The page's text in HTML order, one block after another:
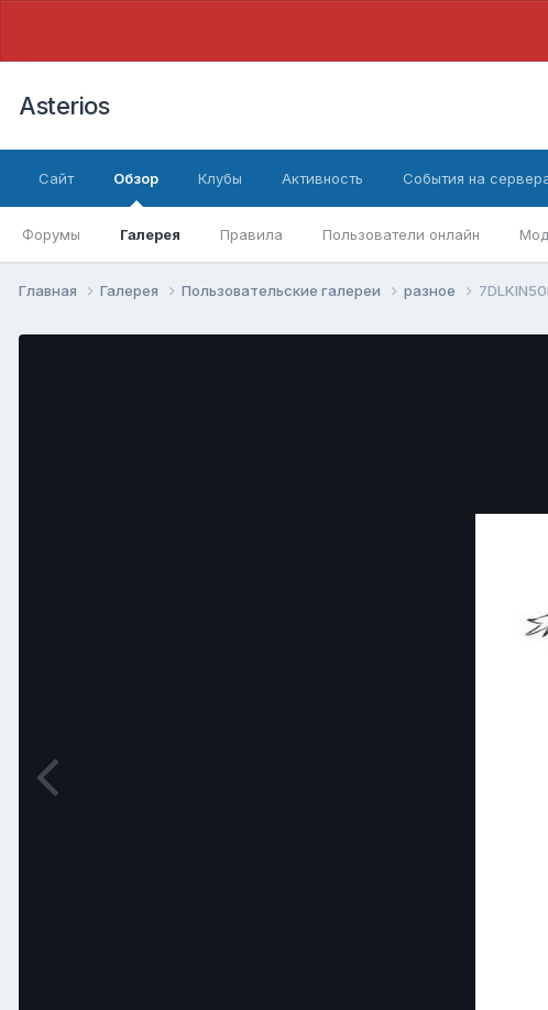
Asterios
Сайт Обзор
Форумы Галерея Правила Пользователи онлайн
Клубы Активность События на
Главная Галерея Пользовательские галереи разное